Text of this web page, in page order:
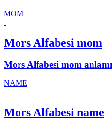
MOM
Mors Alfabesi mom
Mors Alfabesi mom anlamı
NAME
Mors Alfabesi name